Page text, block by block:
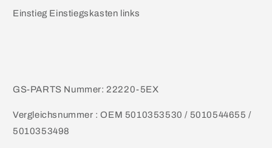
Einstieg Einstiegskasten links
GS-PARTS Nummer: 22220-5EX
Vergleichsnummer : OEM 5010353530 / 5010544655 /
5010353498